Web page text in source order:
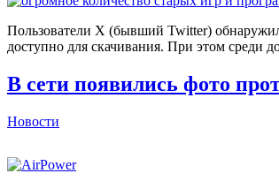
Пользователи X (бывший Twitter)
доступно для скачивания. При этом среди
В сети появились фото
Новости